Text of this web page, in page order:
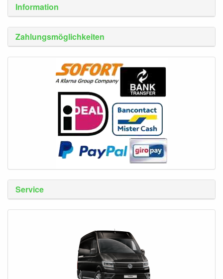
Information
Zahlungsmöglichkeiten
Service